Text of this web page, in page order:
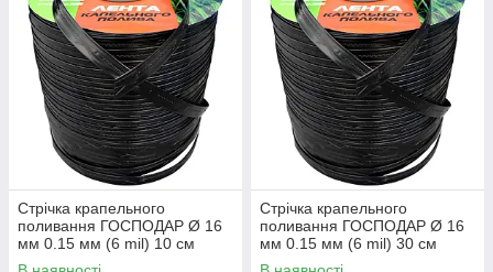
Стрічка крапельного
поливання ГОСПОДАР Ø 16
мм 0.15 мм (6 mil) 10 см
1000 м 92-1111
Стрічка крапельного
поливання ГОСПОДАР Ø 16
мм 0.15 мм (6 mil) 30 см
1000 м 92-1131